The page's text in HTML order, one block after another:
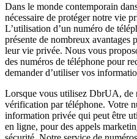
Dans le monde contemporain
nécessaire de protéger notre vie
L’utilisation d’un numéro de
présente de nombreux avantages
leur vie privée. Nous vous
des numéros de téléphone pour
demander d’utiliser vos
Lorsque vous utilisez DbrUA, de
vérification par téléphone. Votre
information privée qui peut être
en ligne, pour des appels